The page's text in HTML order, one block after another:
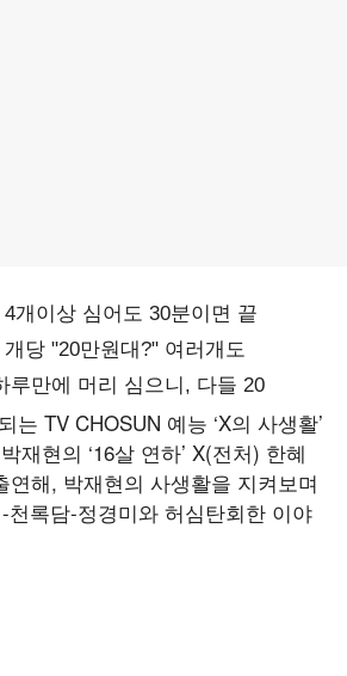
는 TV CHOSUN 예능 ‘X의 사생활’
재현의 ‘16살 연하’ X(전처) 한혜
연해, 박재현의 사생활을 지켜보며
천록담-정경미와 허심탄회한 이야